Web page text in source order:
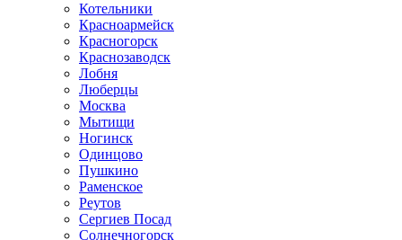
Котельники
Красноармейск
Красногорск
Краснозаводск
Лобня
Люберцы
Москва
Мытищи
Ногинск
Одинцово
Пушкино
Раменское
Реутов
Сергиев Посад
Солнечногорск